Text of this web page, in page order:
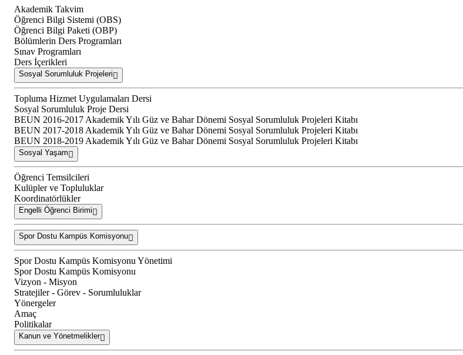
Akademik Takvim
Öğrenci Bilgi Sistemi (OBS)
Öğrenci Bilgi Paketi (OBP)
Bölümlerin Ders Programları
Sınav Programları
Ders İçerikleri
Sosyal Sorumluluk Projeleri
Topluma Hizmet Uygulamaları Dersi
Sosyal Sorumluluk Proje Dersi
BEUN 2016-2017 Akademik Yılı Güz ve Bahar Dönemi Sosyal Sorumluluk Projeleri Kitabı
BEUN 2017-2018 Akademik Yılı Güz ve Bahar Dönemi Sosyal Sorumluluk Projeleri Kitabı
BEUN 2018-2019 Akademik Yılı Güz ve Bahar Dönemi Sosyal Sorumluluk Projeleri Kitabı
Sosyal Yaşam
Öğrenci Temsilcileri
Kulüpler ve Topluluklar
Koordinatörlükler
Engelli Öğrenci Birimi
Spor Dostu Kampüs Komisyonu
Spor Dostu Kampüs Komisyonu Yönetimi
Spor Dostu Kampüs Komisyonu
Vizyon - Misyon
Stratejiler - Görev - Sorumluluklar
Yönergeler
Amaç
Politikalar
Kanun ve Yönetmelikler